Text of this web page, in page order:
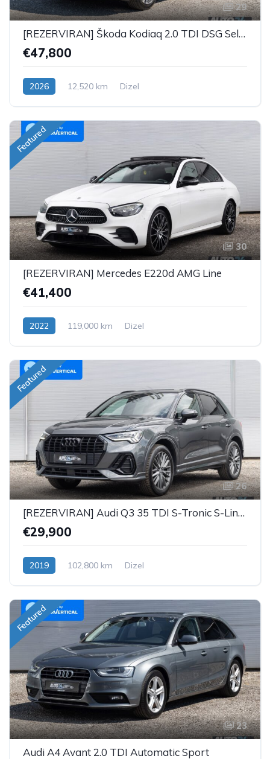
29
[REZERVIRAN] Škoda Kodiaq 2.0 TDI DSG Selection Plus - 7 SJEDALA
€47,800
2026 12,520 km Dizel
Featured
30
[REZERVIRAN] Mercedes E220d AMG Line
€41,400
2022 119,000 km Dizel
Featured
26
[REZERVIRAN] Audi Q3 35 TDI S-Tronic S-Line Black
€29,900
2019 102,800 km Dizel
Featured
23
Audi A4 Avant 2.0 TDI Automatic Sport